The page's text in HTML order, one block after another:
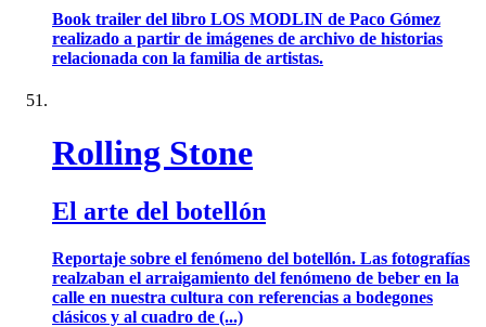
Book trailer del libro LOS MODLIN de Paco Gómez
realizado a partir de imágenes de archivo de historias
relacionada con la familia de artistas.
Rolling Stone
El arte del botellón
Reportaje sobre el fenómeno del botellón. Las fotografías
realzaban el arraigamiento del fenómeno de beber en la
calle en nuestra cultura con referencias a bodegones
clásicos y al cuadro de (...)